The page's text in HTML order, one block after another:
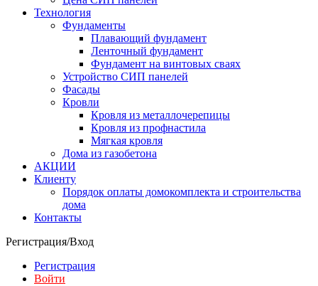
Технология
Фундаменты
Плавающий фундамент
Ленточный фундамент
Фундамент на винтовых сваях
Устройство СИП панелей
Фасады
Кровли
Кровля из металлочерепицы
Кровля из профнастила
Мягкая кровля
Дома из газобетона
АКЦИИ
Клиенту
Порядок оплаты домокомплекта и строительства
дома
Контакты
Регистрация/Вход
Регистрация
Войти